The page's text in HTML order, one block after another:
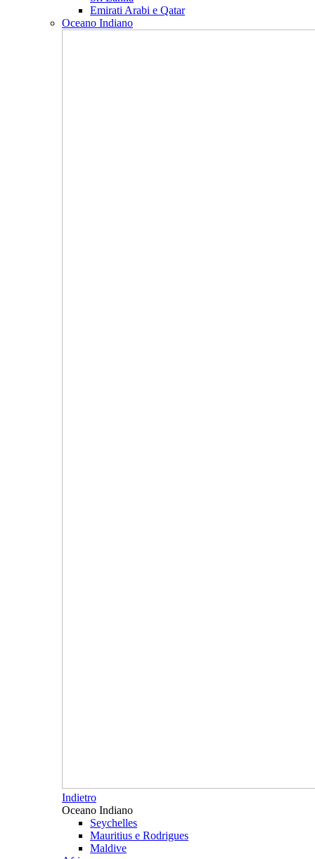
Emirati Arabi e Qatar
Oceano Indiano
Indietro
Oceano Indiano
Seychelles
Mauritius e Rodrigues
Maldive